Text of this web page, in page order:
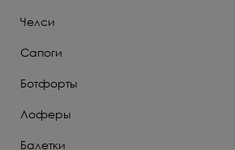
Челси
Сапоги
Ботфорты
Лоферы
Балетки